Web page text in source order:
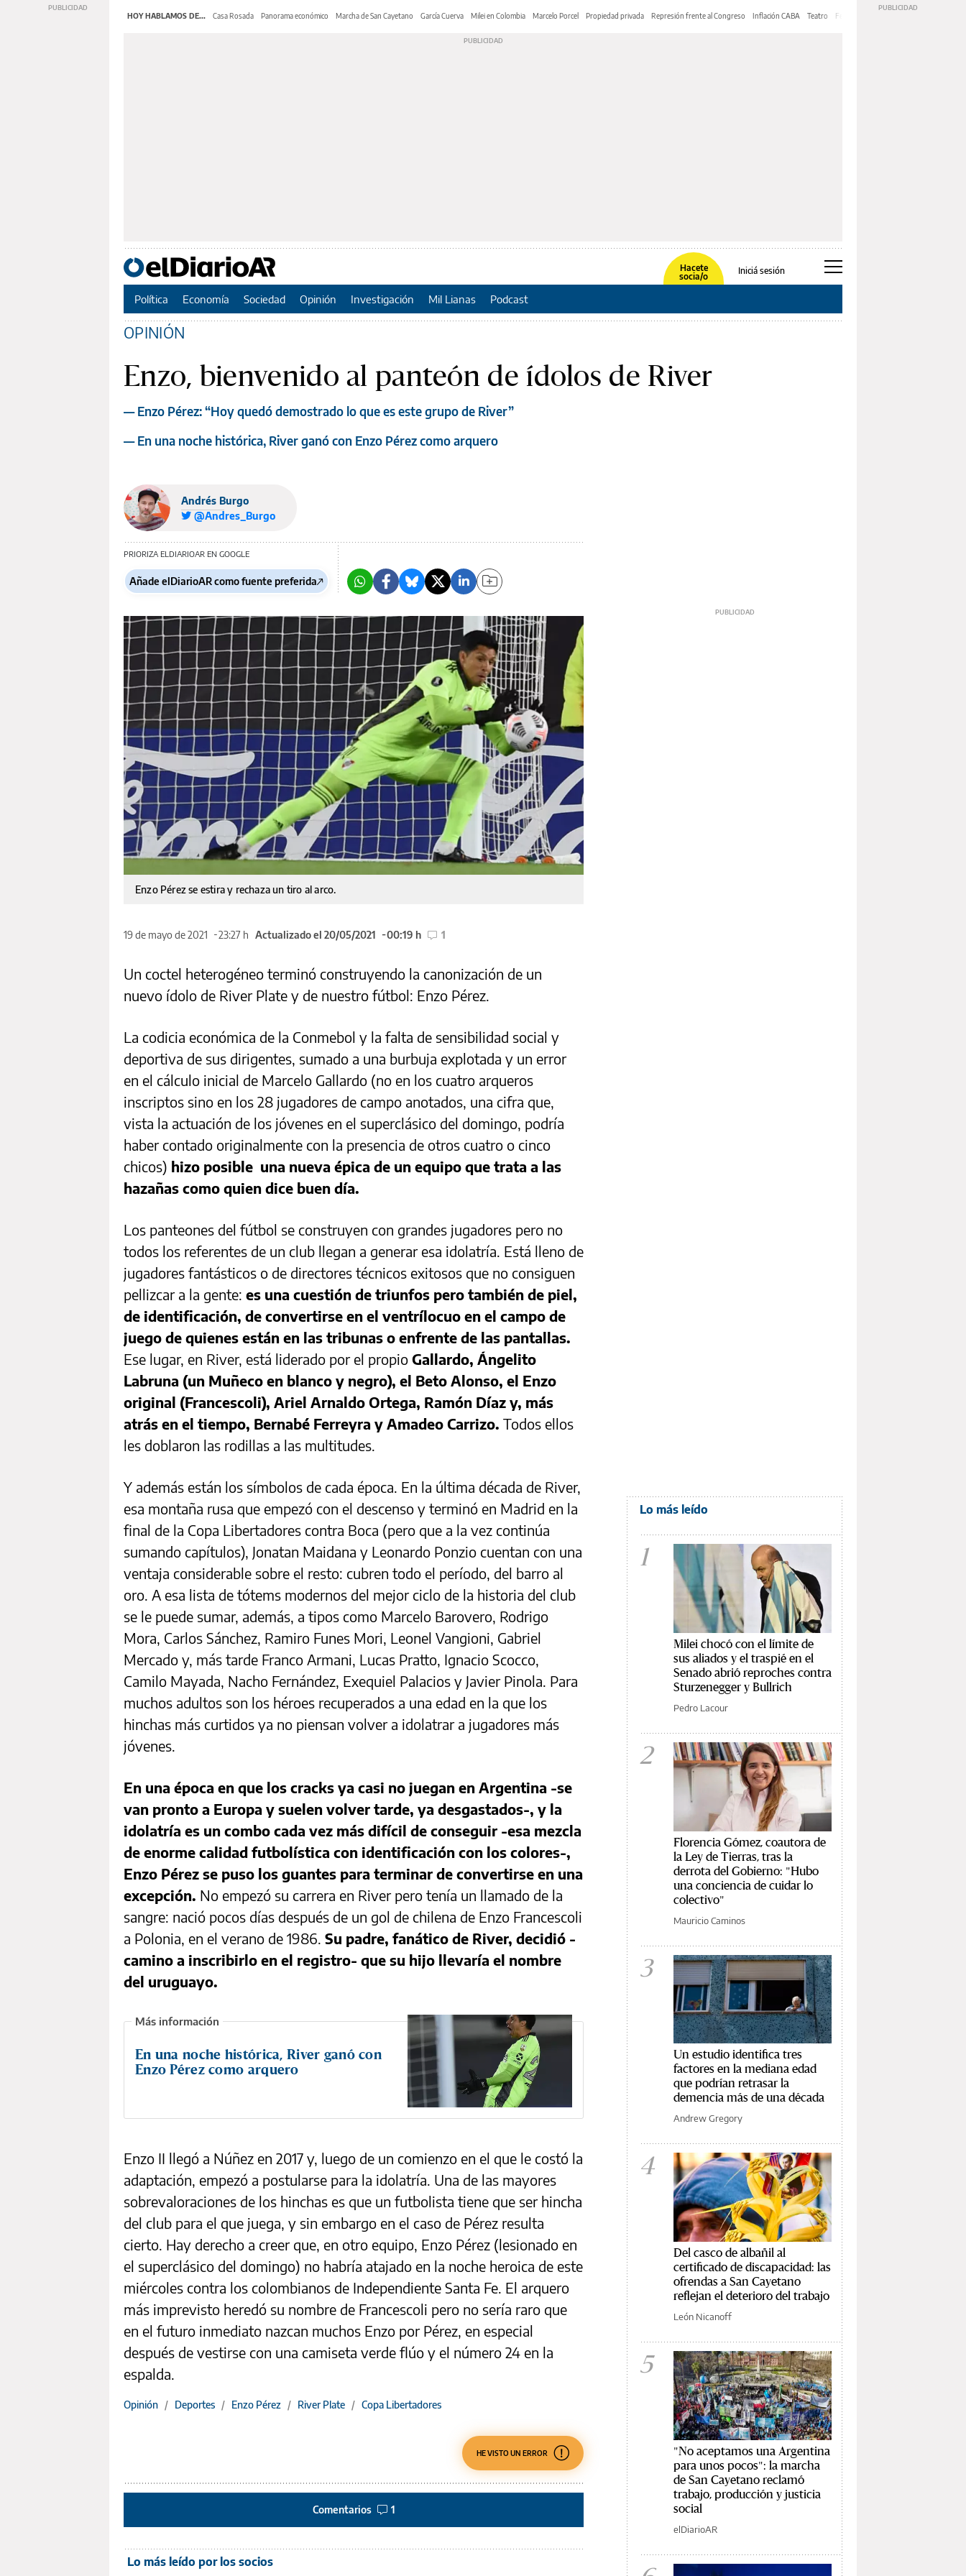
HOY HABLAMOS DE... Casa Rosada Panorama económico Marcha de San Cayetano García Cuerva Milei en Colombia Marcelo Porcel Propiedad privada Represión frente al Congreso Inflación CABA Teatro Feria de Editores
Hacete
socia/o
Iniciá sesión
Política Economía Sociedad Opinión Investigación Mil Lianas Podcast
OPINIÓN
Enzo, bienvenido al panteón de ídolos de River
— Enzo Pérez: “Hoy quedó demostrado lo que es este grupo de River”
— En una noche histórica, River ganó con Enzo Pérez como arquero
Andrés Burgo
@Andres_Burgo
PRIORIZA ELDIARIOAR EN GOOGLE
Añade elDiarioAR como fuente preferida
Enzo Pérez se estira y rechaza un tiro al arco.
19 de mayo de 2021 23:27 h Actualizado el 20/05/2021 00:19 h 1
Un coctel heterogéneo terminó construyendo la canonización de un
nuevo ídolo de River Plate y de nuestro fútbol: Enzo Pérez.
La codicia económica de la Conmebol y la falta de sensibilidad social y
deportiva de sus dirigentes, sumado a una burbuja explotada y un error
en el cálculo inicial de Marcelo Gallardo (no en los cuatro arqueros
inscriptos sino en los 28 jugadores de campo anotados, una cifra que,
vista la actuación de los jóvenes en el superclásico del domingo, podría
haber contado originalmente con la presencia de otros cuatro o cinco
chicos) hizo posible una nueva épica de un equipo que trata a las
hazañas como quien dice buen día.
Los panteones del fútbol se construyen con grandes jugadores pero no
todos los referentes de un club llegan a generar esa idolatría. Está lleno de
jugadores fantásticos o de directores técnicos exitosos que no consiguen
pellizcar a la gente: es una cuestión de triunfos pero también de piel,
de identificación, de convertirse en el ventrílocuo en el campo de
juego de quienes están en las tribunas o enfrente de las pantallas.
Ese lugar, en River, está liderado por el propio Gallardo, Ángelito
Labruna (un Muñeco en blanco y negro), el Beto Alonso, el Enzo
original (Francescoli), Ariel Arnaldo Ortega, Ramón Díaz y, más
atrás en el tiempo, Bernabé Ferreyra y Amadeo Carrizo. Todos ellos
les doblaron las rodillas a las multitudes.
Y además están los símbolos de cada época. En la última década de River,
esa montaña rusa que empezó con el descenso y terminó en Madrid en la
final de la Copa Libertadores contra Boca (pero que a la vez continúa
sumando capítulos), Jonatan Maidana y Leonardo Ponzio cuentan con una
ventaja considerable sobre el resto: cubren todo el período, del barro al
oro. A esa lista de tótems modernos del mejor ciclo de la historia del club
se le puede sumar, además, a tipos como Marcelo Barovero, Rodrigo
Mora, Carlos Sánchez, Ramiro Funes Mori, Leonel Vangioni, Gabriel
Mercado y, más tarde Franco Armani, Lucas Pratto, Ignacio Scocco,
Camilo Mayada, Nacho Fernández, Exequiel Palacios y Javier Pinola. Para
muchos adultos son los héroes recuperados a una edad en la que los
hinchas más curtidos ya no piensan volver a idolatrar a jugadores más
jóvenes.
En una época en que los cracks ya casi no juegan en Argentina -se
van pronto a Europa y suelen volver tarde, ya desgastados-, y la
idolatría es un combo cada vez más difícil de conseguir -esa mezcla
de enorme calidad futbolística con identificación con los colores-,
Enzo Pérez se puso los guantes para terminar de convertirse en una
excepción. No empezó su carrera en River pero tenía un llamado de la
sangre: nació pocos días después de un gol de chilena de Enzo Francescoli
a Polonia, en el verano de 1986. Su padre, fanático de River, decidió -
camino a inscribirlo en el registro- que su hijo llevaría el nombre
del uruguayo.
En una noche histórica, River ganó con
Enzo Pérez como arquero
Enzo II llegó a Núñez en 2017 y, luego de un comienzo en el que le costó la
adaptación, empezó a postularse para la idolatría. Una de las mayores
sobrevaloraciones de los hinchas es que un futbolista tiene que ser hincha
del club para el que juega, y sin embargo en el caso de Pérez resulta
cierto. Hay derecho a creer que, en otro equipo, Enzo Pérez (lesionado en
el superclásico del domingo) no habría atajado en la noche heroica de este
miércoles contra los colombianos de Independiente Santa Fe. El arquero
más imprevisto heredó su nombre de Francescoli pero no sería raro que
en el futuro inmediato nazcan muchos Enzo por Pérez, en especial
después de vestirse con una camiseta verde flúo y el número 24 en la
espalda.
Opinión / Deportes / Enzo Pérez / River Plate / Copa Libertadores
HE VISTO UN ERROR
Comentarios 1
Lo más leído por los socios
Lo más leído
1
Milei chocó con el límite de
sus aliados y el traspié en el
Senado abrió reproches contra
Sturzenegger y Bullrich
Pedro Lacour
2
Florencia Gómez, coautora de
la Ley de Tierras, tras la
derrota del Gobierno: "Hubo
una conciencia de cuidar lo
colectivo"
Mauricio Caminos
3
Un estudio identifica tres
factores en la mediana edad
que podrían retrasar la
demencia más de una década
Andrew Gregory
4
Del casco de albañil al
certificado de discapacidad: las
ofrendas a San Cayetano
reflejan el deterioro del trabajo
León Nicanoff
5
"No aceptamos una Argentina
para unos pocos": la marcha
de San Cayetano reclamó
trabajo, producción y justicia
social
elDiarioAR